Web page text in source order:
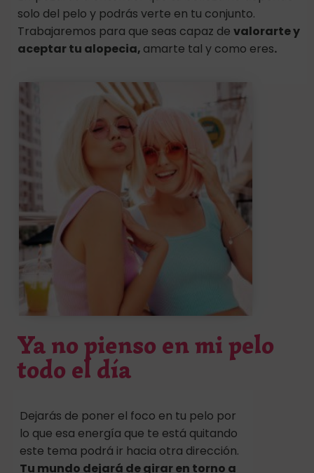
solo del pelo y podrás verte en tu conjunto.
Trabajaremos para que seas capaz de valorarte y
aceptar tu alopecia, amarte tal y como eres.
Ya no pienso en mi pelo
todo el día
Dejarás de poner el foco en tu pelo por
lo que esa energía que te está quitando
este tema podrá ir hacia otra dirección.
Tu mundo dejará de girar en torno a